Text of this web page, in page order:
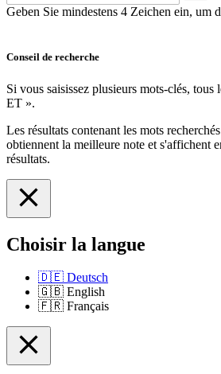
Geben Sie mindestens 4 Zeichen ein, um
Conseil de recherche
Si vous saisissez plusieurs mots-clés, tous
ET ».
Les résultats contenant les mots
obtiennent la meilleure note et s'affichent
résultats.
Choisir la langue
🇩🇪 Deutsch
🇬🇧 English
🇫🇷 Français